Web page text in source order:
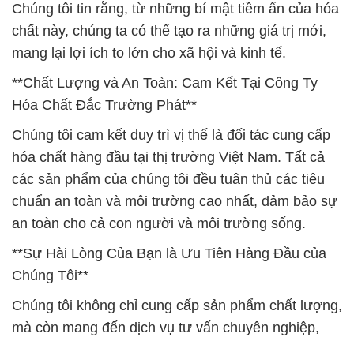
Chúng tôi tin rằng, từ những bí mật tiềm ẩn của hóa
chất này, chúng ta có thể tạo ra những giá trị mới,
mang lại lợi ích to lớn cho xã hội và kinh tế.
**Chất Lượng và An Toàn: Cam Kết Tại Công Ty
Hóa Chất Đắc Trường Phát**
Chúng tôi cam kết duy trì vị thế là đối tác cung cấp
hóa chất hàng đầu tại thị trường Việt Nam. Tất cả
các sản phẩm của chúng tôi đều tuân thủ các tiêu
chuẩn an toàn và môi trường cao nhất, đảm bảo sự
an toàn cho cả con người và môi trường sống.
**Sự Hài Lòng Của Bạn là Ưu Tiên Hàng Đầu của
Chúng Tôi**
Chúng tôi không chỉ cung cấp sản phẩm chất lượng,
mà còn mang đến dịch vụ tư vấn chuyên nghiệp,